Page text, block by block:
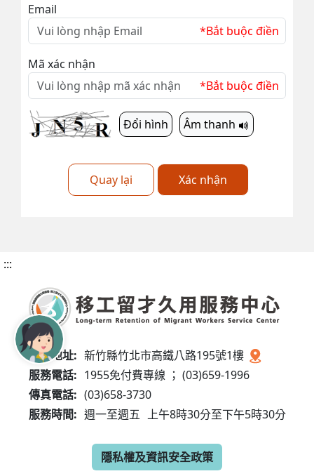
Email
*Bắt buộc điền
Mã xác nhận
*Bắt buộc điền
Đổi hình Âm thanh
Quay lại Xác nhận
:::
服務地址: 新竹縣竹北市高鐵八路195號1樓
服務電話: 1955免付費專線 ； (03)659-1996
傳真電話: (03)658-3730
服務時間: 週一至週五 上午8時30分至下午5時30分
隱私權及資訊安全政策